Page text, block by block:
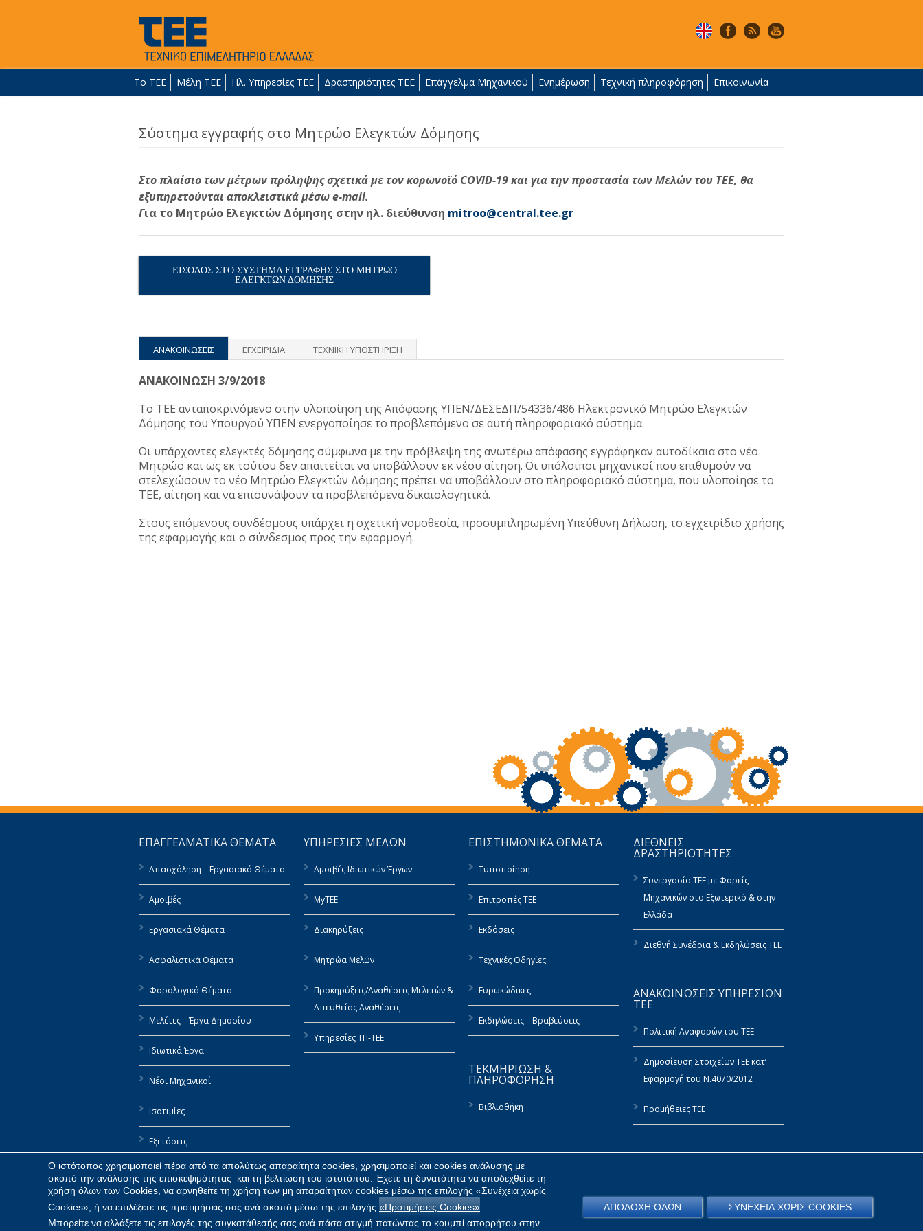
Το ΤΕΕ Μέλη ΤΕΕ Ηλ. Υπηρεσίες ΤΕΕ Δραστηριότητες ΤΕΕ Επάγγελμα Μηχανικού Ενημέρωση Τεχνική πληροφόρηση Επικοινωνία
Σύστημα εγγραφής στο Μητρώο Ελεγκτών Δόμησης
Στο πλαίσιο των μέτρων πρόληψης σχετικά με τον κορωνοϊό COVID-19 και για την προστασία των Μελών του ΤΕΕ, θα
εξυπηρετούνται αποκλειστικά μέσω e-mail.
Για το Μητρώο Ελεγκτών Δόμησης στην ηλ. διεύθυνση mitroo@central.tee.gr
ΕΙΣΟΔΟΣ ΣΤΟ ΣΥΣΤΗΜΑ ΕΓΓΡΑΦΗΣ ΣΤΟ ΜΗΤΡΩΟ
ΕΛΕΓΚΤΩΝ ΔΟΜΗΣΗΣ
ΑΝΑΚΟΙΝΩΣΕΙΣ ΕΓΧΕΙΡΙΔΙΑ ΤΕΧΝΙΚΗ ΥΠΟΣΤΗΡΙΞΗ
ΑΝΑΚΟΙΝΩΣΗ 3/9/2018
Το ΤΕΕ ανταποκρινόμενο στην υλοποίηση της Απόφασης ΥΠΕΝ/ΔΕΣΕΔΠ/54336/486 Ηλεκτρονικό Μητρώο Ελεγκτών
Δόμησης του Υπουργού ΥΠΕΝ ενεργοποίησε το προβλεπόμενο σε αυτή πληροφοριακό σύστημα.
Οι υπάρχοντες ελεγκτές δόμησης σύμφωνα με την πρόβλεψη της ανωτέρω απόφασης εγγράφηκαν αυτοδίκαια στο νέο
Μητρώο και ως εκ τούτου δεν απαιτείται να υποβάλλουν εκ νέου αίτηση. Οι υπόλοιποι μηχανικοί που επιθυμούν να
στελεχώσουν το νέο Μητρώο Ελεγκτών Δόμησης πρέπει να υποβάλλουν στο πληροφοριακό σύστημα, που υλοποίησε το
ΤΕΕ, αίτηση και να επισυνάψουν τα προβλεπόμενα δικαιολογητικά.
Στους επόμενους συνδέσμους υπάρχει η σχετική νομοθεσία, προσυμπληρωμένη Υπεύθυνη Δήλωση, το εγχειρίδιο χρήσης
της εφαρμογής και ο σύνδεσμος προς την εφαρμογή.
ΕΠΑΓΓΕΛΜΑΤΙΚΑ ΘΕΜΑΤΑ
Απασχόληση – Εργασιακά Θέματα
Αμοιβές
Εργασιακά Θέματα
Ασφαλιστικά Θέματα
Φορολογικά Θέματα
Μελέτες – Έργα Δημοσίου
Ιδιωτικά Έργα
Νέοι Μηχανικοί
Ισοτιμίες
Εξετάσεις
Αιτήσεις / Χρήσιμα έντυπα
ΥΠΗΡΕΣΙΕΣ ΜΕΛΩΝ
Αμοιβές Ιδιωτικών Έργων
MyTEE
Διακηρύξεις
Μητρώα Μελών
Προκηρύξεις/Αναθέσεις Μελετών &
Απευθείας Αναθέσεις
Υπηρεσίες ΤΠ-ΤΕΕ
ΕΠΙΣΤΗΜΟΝΙΚΑ ΘΕΜΑΤΑ
Τυποποίηση
Επιτροπές ΤΕΕ
Εκδόσεις
Τεχνικές Οδηγίες
Ευρωκώδικες
Εκδηλώσεις – Βραβεύσεις
ΤΕΚΜΗΡΙΩΣΗ &
ΠΛΗΡΟΦΟΡΗΣΗ
Βιβλιοθήκη
ΔΙΕΘΝΕΙΣ
ΔΡΑΣΤΗΡΙΟΤΗΤΕΣ
Συνεργασία ΤΕΕ με Φορείς
Μηχανικών στο Εξωτερικό & στην
Ελλάδα
Διεθνή Συνέδρια & Εκδηλώσεις ΤΕΕ
ΑΝΑΚΟΙΝΩΣΕΙΣ ΥΠΗΡΕΣΙΩΝ
ΤΕΕ
Πολιτική Αναφορών του ΤΕΕ
Δημοσίευση Στοιχείων ΤΕΕ κατ’
Εφαρμογή του Ν.4070/2012
Προμήθειες ΤΕΕ
Ο ιστότοπος χρησιμοποιεί πέρα από τα απολύτως απαραίτητα cookies, χρησιμοποιεί και cookies ανάλυσης με
σκοπό την ανάλυσης της επισκεψιμότητας και τη βελτίωση του ιστοτόπου. Έχετε τη δυνατότητα να αποδεχθείτε τη
χρήση όλων των Cookies, να αρνηθείτε τη χρήση των μη απαραίτητων cookies μέσω της επιλογής «Συνέχεια χωρίς
Cookies», ή να επιλέξετε τις προτιμήσεις σας ανά σκοπό μέσω της επιλογής «Προτιμήσεις Cookies»
Μπορείτε να αλλάξετε τις επιλογές της συγκατάθεσής σας ανά πάσα στιγμή πατώντας το κουμπί απορρήτου στην
ΑΠΟΔΟΧΗ ΟΛΩΝ ΣΥΝΕΧΕΙΑ ΧΩΡΙΣ COOKIES